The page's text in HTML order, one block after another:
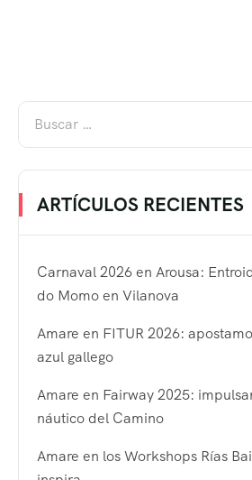
ARTÍCULOS RECIENTES
Carnaval 2026 en Arousa:
do Momo en Vilanova
Amare en FITUR 2026:
azul gallego
Amare en Fairway 2025:
náutico del Camino
Amare en los Workshops Rías